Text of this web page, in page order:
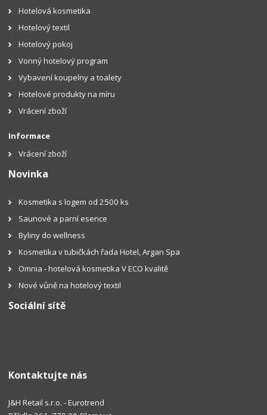
Hotelová kosmetika
Hotelový textil
Hotelový pokoj
Vonný hotelový program
Vybavení koupelny a toalety
Hotelové produkty na míru
Vrácení zboží
Informace
Vrácení zboží
Novinka
Kosmetika s logem od 2500 ks
Saunové a parní esence
Byliny do wellness
Kosmetika v tubičkách řada Hotel, Argan Spa
Omnia - hotelová kosmetika V ECO kvalitě
Nové vůně na hotelový textil
Sociální sítě
Kontaktujte nás
J&H Retail s.r.o. - Eurotrend